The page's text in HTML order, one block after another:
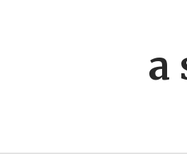
a